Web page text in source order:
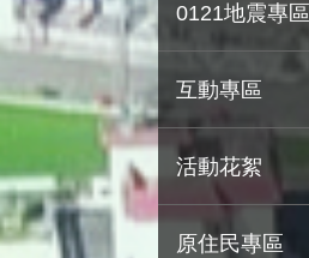
0121地震專區
互動專區
活動花絮
原住民專區